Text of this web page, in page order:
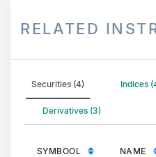
RELATED
Securities (4) Indices
Derivatives (3)
SYMBOOL NAME